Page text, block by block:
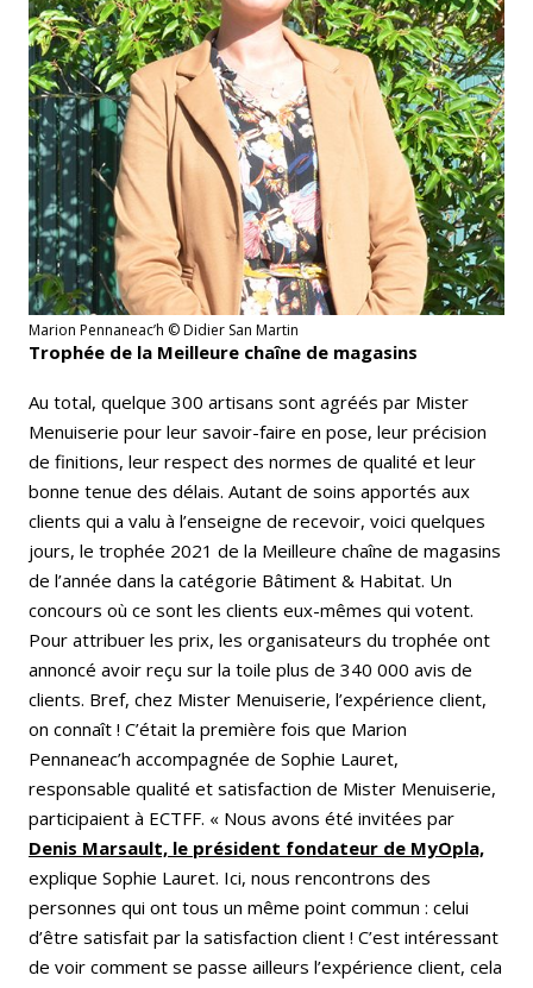
Marion Pennaneac’h © Didier San Martin
Trophée de la Meilleure chaîne de magasins
Au total, quelque 300 artisans sont agréés par Mister
Menuiserie pour leur savoir-faire en pose, leur précision
de finitions, leur respect des normes de qualité et leur
bonne tenue des délais. Autant de soins apportés aux
clients qui a valu à l’enseigne de recevoir, voici quelques
jours, le trophée 2021 de la Meilleure chaîne de magasins
de l’année dans la catégorie Bâtiment & Habitat. Un
concours où ce sont les clients eux-mêmes qui votent.
Pour attribuer les prix, les organisateurs du trophée ont
annoncé avoir reçu sur la toile plus de 340 000 avis de
clients. Bref, chez Mister Menuiserie, l’expérience client,
on connaît ! C’était la première fois que Marion
Pennaneac’h accompagnée de Sophie Lauret,
responsable qualité et satisfaction de Mister Menuiserie,
participaient à ECTFF. « Nous avons été invitées par
Denis Marsault, le président fondateur de MyOpla,
explique Sophie Lauret. Ici, nous rencontrons des
personnes qui ont tous un même point commun : celui
d’être satisfait par la satisfaction client ! C’est intéressant
de voir comment se passe ailleurs l’expérience client, cela